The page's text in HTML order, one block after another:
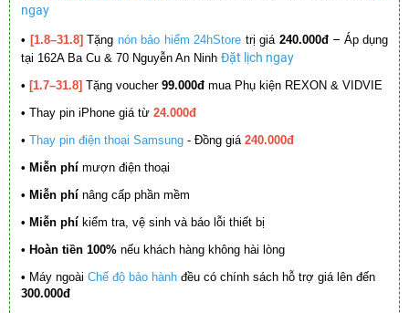
ngay
• [1.8–31.8] Tặng nón bảo hiểm 24hStore trị giá 240.000đ – Áp dụng
tại 162A Ba Cu & 70 Nguyễn An Ninh Đặt lịch ngay
• [1.7–31.8] Tặng voucher 99.000đ mua Phụ kiện REXON & VIDVIE
• Thay pin iPhone giá từ 24.000đ
• Thay pin điện thoại Samsung - Đồng giá 240.000đ
• Miễn phí mượn điện thoại
• Miễn phí nâng cấp phần mềm
• Miễn phí kiểm tra, vệ sinh và báo lỗi thiết bị
• Hoàn tiền 100% nếu khách hàng không hài lòng
• Máy ngoài Chế độ bảo hành đều có chính sách hỗ trợ giá lên đến
300.000đ